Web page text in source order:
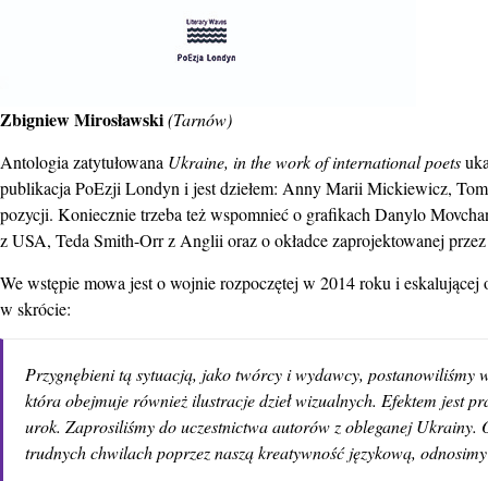
Zbigniew Mirosławski(Tarnów)
Antologia zatytułowana Ukraine, in the work of international poets
publikacja PoEzji Londyn i jest dziełem: Anny Marii Mickiewicz,
pozycji. Koniecznie trzeba też wspomnieć o grafikach Danylo
z USA, Teda Smith-Orr z Anglii oraz o okładce zaprojektowanej
We wstępie mowa jest o wojnie rozpoczętej w 2014 roku i
w skrócie:
Przygnębieni tą sytuacją, jako twórcy i wydawcy, postanowiliśmy
która obejmuje również ilustracje dzieł wizualnych. Efektem jest
urok. Zaprosiliśmy do uczestnictwa autorów z obleganej
trudnych chwilach poprzez naszą kreatywność językową,